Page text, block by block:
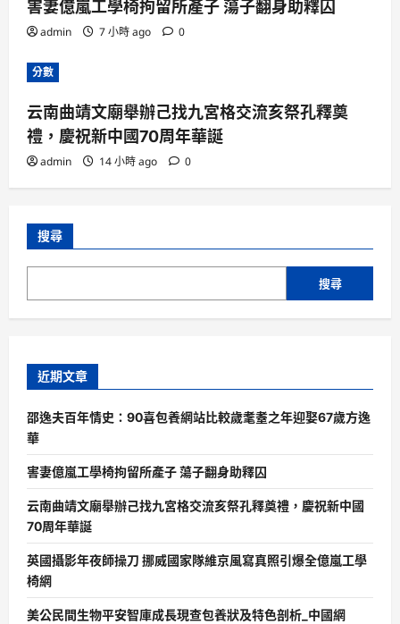
害妻億嵐工學椅拘留所產子 蕩子翻身助釋囚
admin 7 小時 ago 0
分數
云南曲靖文廟舉辦己找九宮格交流亥祭孔釋奠
禮，慶祝新中國70周年華誕
admin 14 小時 ago 0
搜尋
搜尋
近期文章
邵逸夫百年情史：90喜包養網站比較歲耄耋之年迎娶67歲方逸
華
害妻億嵐工學椅拘留所產子 蕩子翻身助釋囚
云南曲靖文廟舉辦己找九宮格交流亥祭孔釋奠禮，慶祝新中國
70周年華誕
英國攝影年夜師操刀 挪威國家隊維京風寫真照引爆全億嵐工學
椅網
美公民間生物平安智庫成長現查包養狀及特色剖析_中國網